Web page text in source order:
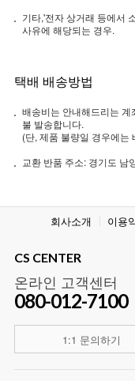
기타,'전자 상거래 등에서
사유에 해당되는 경우.
택배 배송방법
배송비는 안내해드리는
불 발송합니다.
(단, 제품 불량일 경우에는
교환 반품 주소: 경기도 남
회사소개 이용
CS CENTER
온라인 고객센터
080-012-7100
1:1 문의하기